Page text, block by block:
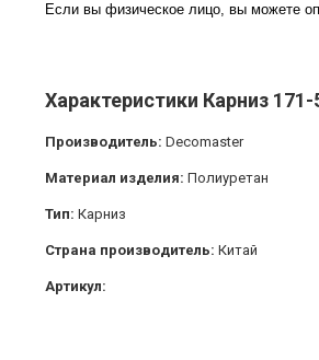
Если вы физическое лицо, вы можете
Характеристики Карниз
Производитель: Decomaster
Материал изделия: Полиуретан
Тип: Карниз
Страна производитель: Китай
Артикул: